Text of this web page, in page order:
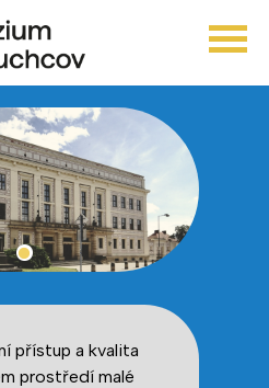
přístup a kvalita
prostředí malé